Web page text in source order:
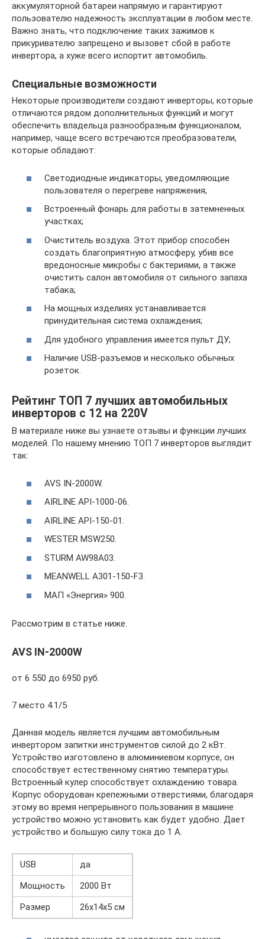
аккумуляторной батареи напрямую и гарантируют
пользователю надежность эксплуатации в любом месте.
Важно знать, что подключение таких зажимов к
прикуривателю запрещено и вызовет сбой в работе
инвертора, а хуже всего испортит автомобиль.
Специальные возможности
Некоторые производители создают инверторы, которые
отличаются рядом дополнительных функций и могут
обеспечить владельца разнообразным функционалом,
например, чаще всего встречаются преобразователи,
которые обладают:
Светодиодные индикаторы, уведомляющие
пользователя о перегреве напряжения;
Встроенный фонарь для работы в затемненных
участках;
Очиститель воздуха. Этот прибор способен
создать благоприятную атмосферу, убив все
вредоносные микробы с бактериями, а также
очистить салон автомобиля от сильного запаха
табака;
На мощных изделиях устанавливается
принудительная система охлаждения;
Для удобного управления имеется пульт ДУ;
Наличие USB-разъемов и несколько обычных
розеток.
Рейтинг ТОП 7 лучших автомобильных
инверторов с 12 на 220V
В материале ниже вы узнаете отзывы и функции лучших
моделей. По нашему мнению ТОП 7 инверторов выглядит
так:
AVS IN-2000W.
AIRLINE API-1000-06.
AIRLINE API-150-01.
WESTER MSW250.
STURM AW98A03.
MEANWELL A301‑150‑F3.
МАП «Энергия» 900.
Рассмотрим в статье ниже.
AVS IN-2000W
от 6 550 до 6950 руб.
7 место 4.1/5
Данная модель является лучшим автомобильным
инвертором запитки инструментов силой до 2 кВт.
Устройство изготовлено в алюминиевом корпусе, он
способствует естественному снятию температуры.
Встроенный кулер способствует охлаждению товара.
Корпус оборудован крепежными отверстиями, благодаря
этому во время непрерывного пользования в машине
устройство можно установить как будет удобно. Дает
устройство и большую силу тока до 1 А.
USB
да
Мощность
2000 Вт
Размер
26x14x5 см